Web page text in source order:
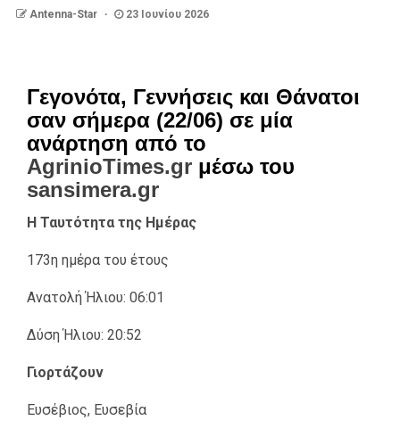
Antenna-Star 23 Ιουνίου 2026
Γεγονότα, Γεννήσεις και Θάνατοι
σαν σήμερα (22/06) σε μία
ανάρτηση από το
AgrinioTimes.gr μέσω του
sansimera.gr
Η Ταυτότητα της Ημέρας
173η ημέρα του έτους
Ανατολή Ήλιου: 06:01
Δύση Ήλιου: 20:52
Γιορτάζουν
Ευσέβιος, Ευσεβία